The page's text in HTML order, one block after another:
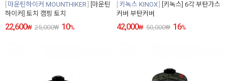
마운틴하이커 MOUNTHIKER
[마운틴
하이커] 토치 캠핑 토치
22,600₩ 25,000₩ 10%
키녹스 KINOX
[키녹스] 6각 부탄가스
커버 부탄커버
42,000₩ 50,000₩ 16%